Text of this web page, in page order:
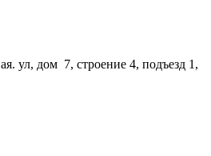
ул, дом 7, строение 4, подъезд 1,